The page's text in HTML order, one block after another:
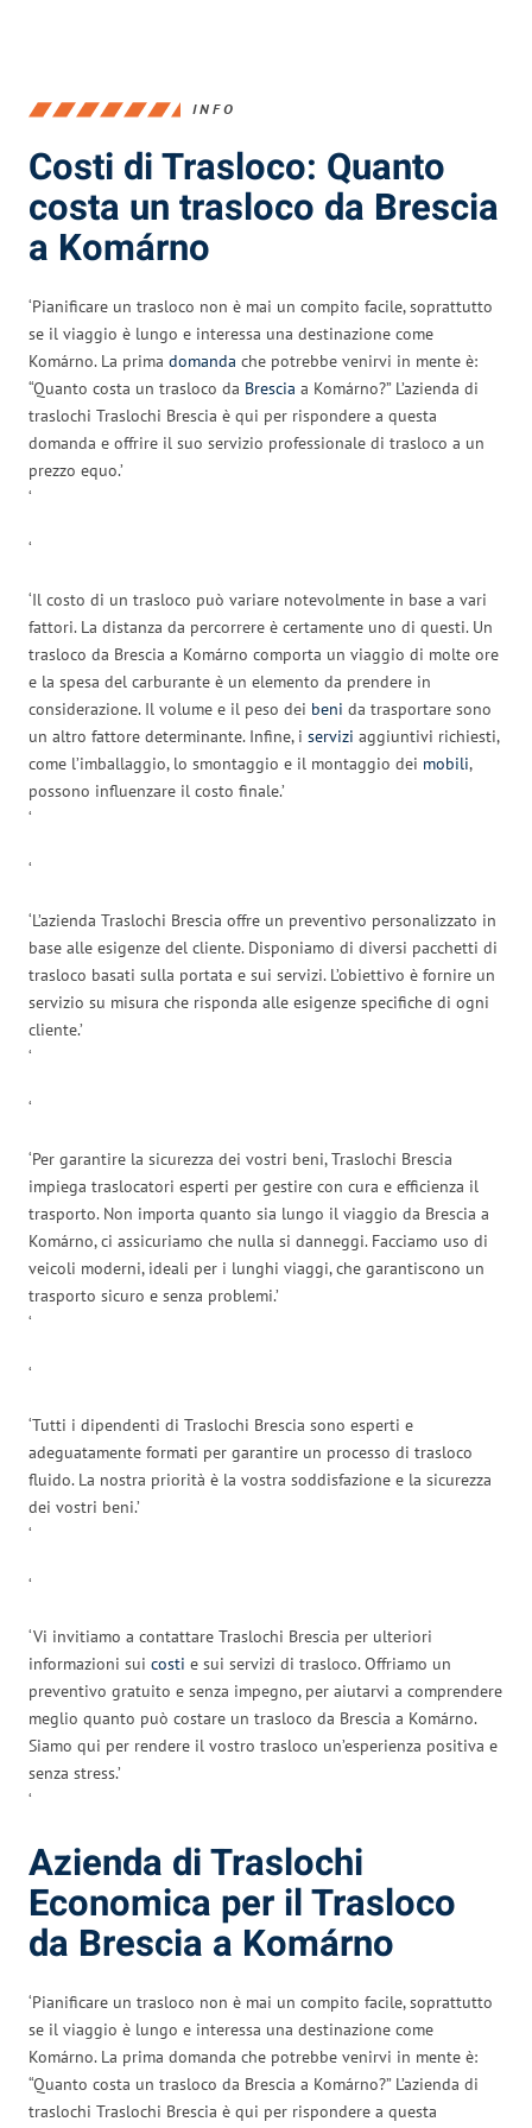
INFO
Costi di Trasloco: Quanto
costa un trasloco da Brescia
a Komárno
‘Pianificare un trasloco non è mai un compito facile, soprattutto
se il viaggio è lungo e interessa una destinazione come
Komárno. La prima domanda che potrebbe venirvi in mente è:
“Quanto costa un trasloco da Brescia a Komárno?” L’azienda di
traslochi Traslochi Brescia è qui per rispondere a questa
domanda e offrire il suo servizio professionale di trasloco a un
prezzo equo.’
‘
‘
‘Il costo di un trasloco può variare notevolmente in base a vari
fattori. La distanza da percorrere è certamente uno di questi. Un
trasloco da Brescia a Komárno comporta un viaggio di molte ore
e la spesa del carburante è un elemento da prendere in
considerazione. Il volume e il peso dei beni da trasportare sono
un altro fattore determinante. Infine, i servizi aggiuntivi richiesti,
come l’imballaggio, lo smontaggio e il montaggio dei mobili,
possono influenzare il costo finale.’
‘
‘
‘L’azienda Traslochi Brescia offre un preventivo personalizzato in
base alle esigenze del cliente. Disponiamo di diversi pacchetti di
trasloco basati sulla portata e sui servizi. L’obiettivo è fornire un
servizio su misura che risponda alle esigenze specifiche di ogni
cliente.’
‘
‘
‘Per garantire la sicurezza dei vostri beni, Traslochi Brescia
impiega traslocatori esperti per gestire con cura e efficienza il
trasporto. Non importa quanto sia lungo il viaggio da Brescia a
Komárno, ci assicuriamo che nulla si danneggi. Facciamo uso di
veicoli moderni, ideali per i lunghi viaggi, che garantiscono un
trasporto sicuro e senza problemi.’
‘
‘
‘Tutti i dipendenti di Traslochi Brescia sono esperti e
adeguatamente formati per garantire un processo di trasloco
fluido. La nostra priorità è la vostra soddisfazione e la sicurezza
dei vostri beni.’
‘
‘
‘Vi invitiamo a contattare Traslochi Brescia per ulteriori
informazioni sui costi e sui servizi di trasloco. Offriamo un
preventivo gratuito e senza impegno, per aiutarvi a comprendere
meglio quanto può costare un trasloco da Brescia a Komárno.
Siamo qui per rendere il vostro trasloco un’esperienza positiva e
senza stress.’
‘
Azienda di Traslochi
Economica per il Trasloco
da Brescia a Komárno
‘Pianificare un trasloco non è mai un compito facile, soprattutto
se il viaggio è lungo e interessa una destinazione come
Komárno. La prima domanda che potrebbe venirvi in mente è:
“Quanto costa un trasloco da Brescia a Komárno?” L’azienda di
traslochi Traslochi Brescia è qui per rispondere a questa